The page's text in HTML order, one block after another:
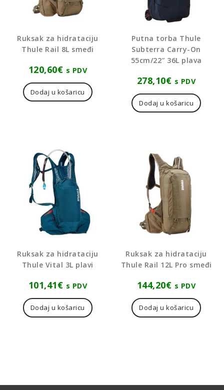
Ruksak za hidrataciju
Thule Rail 8L smeđi
120,60€ s PDV
Dodaj u košaricu
Putna torba Thule
Subterra Carry-On
55cm/22″ 36L plava
278,10€ s PDV
Dodaj u košaricu
Ruksak za hidrataciju
Thule Vital 3L plavi
101,41€ s PDV
Dodaj u košaricu
Ruksak za hidrataciju
Thule Rail 12L Pro smeđi
144,20€ s PDV
Dodaj u košaricu